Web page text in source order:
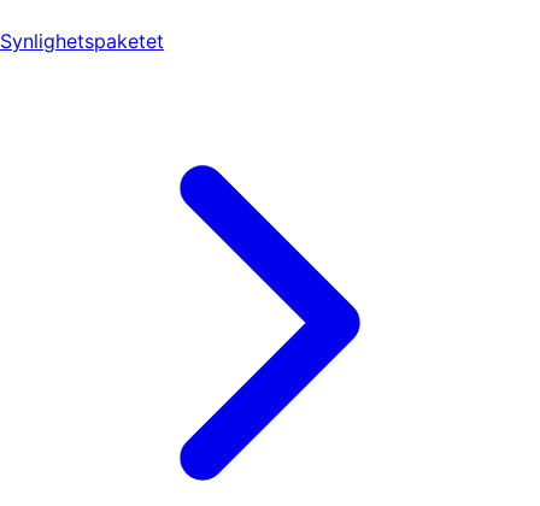
Synlighetspaketet